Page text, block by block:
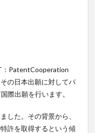
：PatentCooperation
の日本出願に対してパ
際出願を行います。
した。その背景から、
許を取得するという傾